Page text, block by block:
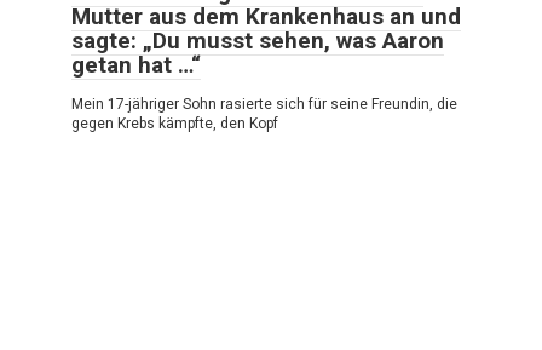
Mutter aus dem Krankenhaus an und
sagte: „Du musst sehen, was Aaron
getan hat …“
Mein 17-jähriger Sohn rasierte sich für seine Freundin, die
gegen Krebs kämpfte, den Kopf